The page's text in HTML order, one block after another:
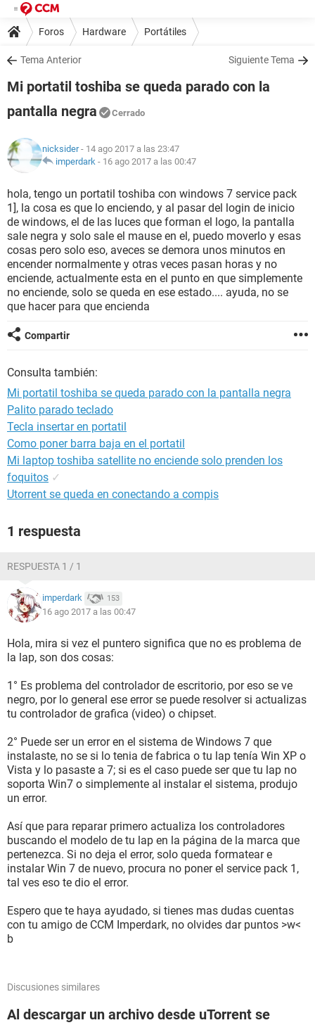
Foros Hardware Portátiles
Tema Anterior Siguiente Tema
Mi portatil toshiba se queda parado con la
pantalla negra
Cerrado
nicksider- 14 ago 2017 a las 23:47
imperdark - 16 ago 2017 a las 00:47
hola, tengo un portatil toshiba con windows 7 service pack
1], la cosa es que lo enciendo, y al pasar del login de inicio
de windows, el de las luces que forman el logo, la pantalla
sale negra y solo sale el mause en el, puedo moverlo y esas
cosas pero solo eso, aveces se demora unos minutos en
encender normalmente y otras veces pasan horas y no
enciende, actualmente esta en el punto en que simplemente
no enciende, solo se queda en ese estado.... ayuda, no se
que hacer para que encienda
Compartir
Consulta también:
Mi portatil toshiba se queda parado con la pantalla negra
Palito parado teclado
Tecla insertar en portatil
Como poner barra baja en el portatil
Mi laptop toshiba satellite no enciende solo prenden los
foquitos ✓
Utorrent se queda en conectando a compis
1 respuesta
RESPUESTA 1 / 1
imperdark 153
16 ago 2017 a las 00:47
Hola, mira si vez el puntero significa que no es problema de
la lap, son dos cosas:
1° Es problema del controlador de escritorio, por eso se ve
negro, por lo general ese error se puede resolver si actualizas
tu controlador de grafica (video) o chipset.
2° Puede ser un error en el sistema de Windows 7 que
instalaste, no se si lo tenia de fabrica o tu lap tenía Win XP o
Vista y lo pasaste a 7; si es el caso puede ser que tu lap no
soporta Win7 o simplemente al instalar el sistema, produjo
un error.
Así que para reparar primero actualiza los controladores
buscando el modelo de tu lap en la página de la marca que
pertenezca. Si no deja el error, solo queda formatear e
instalar Win 7 de nuevo, procura no poner el service pack 1,
tal ves eso te dio el error.
Espero que te haya ayudado, si tienes mas dudas cuentas
con tu amigo de CCM Imperdark, no olvides dar puntos >w<
b
Discusiones similares
Al descargar un archivo desde uTorrent se